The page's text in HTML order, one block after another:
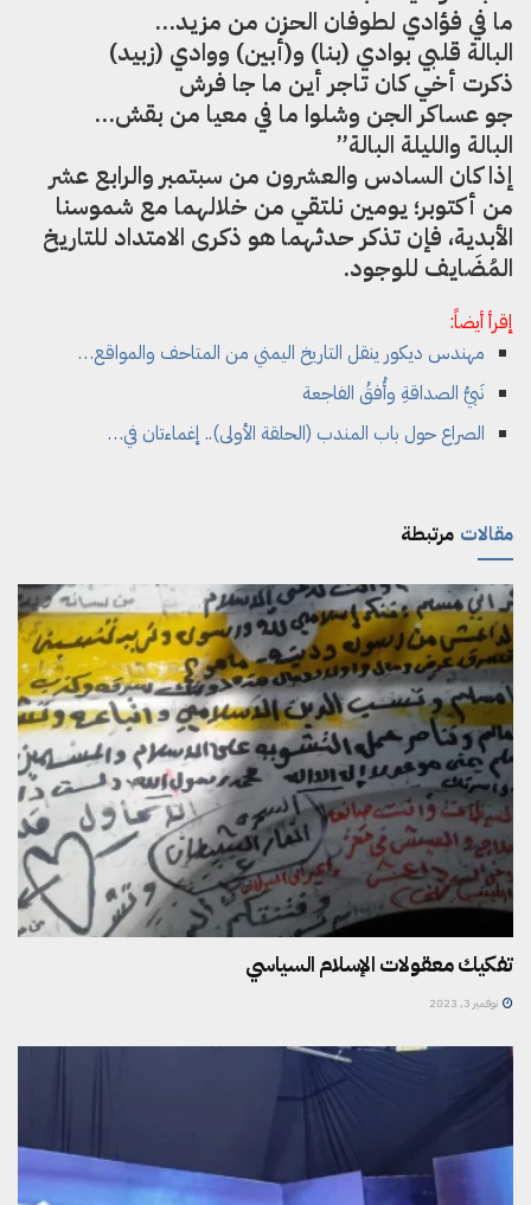
ما في فؤادي لطوفان الحزن من مزيد…
البالة قلبي بوادي (بنا) و(أبين) ووادي (زبيد)
ذكرت أخي كان تاجر أين ما جا فرش
جو عساكر الجن وشلوا ما في معيا من بقش…
البالة والليلة البالة”
إذا كان السادس والعشرون من سبتمبر والرابع عشر
من أكتوبر؛ يومين نلتقي من خلالهما مع شموسنا
الأبدية، فإن تذكر حدثهما هو ذكرى الامتداد للتاريخ
المُضَايف للوجود.
إقرأ أيضاً:
مهندس ديكور ينقل التاريخ اليمني من المتاحف والمواقع…
نَبيُّ الصداقةِ وأُفقُ الفاجعة
الصراع حول باب المندب (الحلقة الأولى).. إغماءتان في…
مرتبطة مقالات
تفكيك معقولات الإسلام السياسي
نوفمبر 3, 2023